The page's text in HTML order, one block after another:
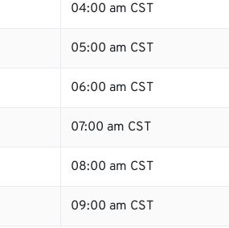
04:00 am CST
05:00 am CST
06:00 am CST
07:00 am CST
08:00 am CST
09:00 am CST